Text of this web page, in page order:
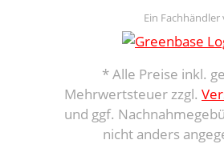
Ein Fachhändler
* Alle Preise inkl.
Mehrwertsteuer zzgl.
und ggf.
nicht anders